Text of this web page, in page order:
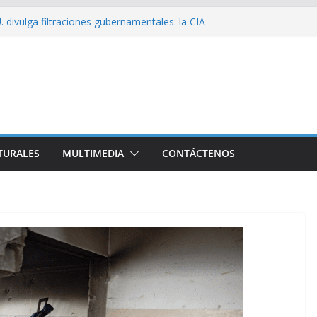
divulga filtraciones gubernamentales: la CIA
para el país
sobre EE. UU.: ¿Será real el miedo?
MULTIMEDIA CONTÁCTENOS